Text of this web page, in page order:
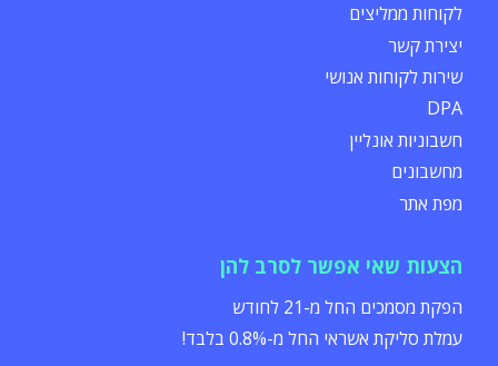
לקוחות ממליצים
יצירת קשר
שירות לקוחות אנושי
DPA
חשבוניות אונליין
מחשבונים
מפת אתר
הצעות שאי אפשר לסרב להן
הפקת מסמכים החל מ-21 לחודש
עמלת סליקת אשראי החל מ-0.8% בלבד!